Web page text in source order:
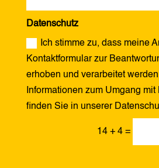
Datenschutz
Ich stimme zu, dass meine
Kontaktformular zur
erhoben und verarbeitet
Informationen zum Umgang mit
finden Sie in unserer
14 + 4 =